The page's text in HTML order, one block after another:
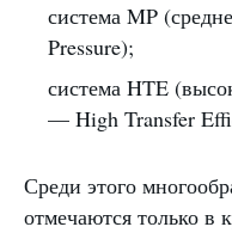
система MP
Pressure);
система HTE
— High Transfer
Среди этого
отмечаются только в